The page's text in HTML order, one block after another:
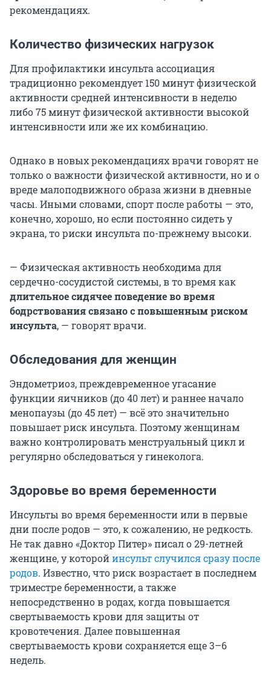
рекомендациях.
Количество физических нагрузок
Для профилактики инсульта ассоциация
традиционно рекомендует 150 минут физической
активности средней интенсивности в неделю
либо 75 минут физической активности высокой
интенсивности или же их комбинацию.
Однако в новых рекомендациях врачи говорят не
только о важности физической активности, но и о
вреде малоподвижного образа жизни в дневные
часы. Иными словами, спорт после работы — это,
конечно, хорошо, но если постоянно сидеть у
экрана, то риски инсульта по-прежнему высоки.
— Физическая активность необходима для
сердечно-сосудистой системы, в то время как
длительное сидячее поведение во время
бодрствования связано с повышенным риском
инсульта, — говорят врачи.
Обследования для женщин
Эндометриоз, преждевременное угасание
функции яичников (до 40 лет) и раннее начало
менопаузы (до 45 лет) — всё это значительно
повышает риск инсульта. Поэтому женщинам
важно контролировать менструальный цикл и
регулярно обследоваться у гинеколога.
Здоровье во время беременности
Инсульты во время беременности или в первые
дни после родов — это, к сожалению, не редкость.
Не так давно «Доктор Питер» писал о 29-летней
женщине, у которойинсульт случился сразу после
родов. Известно, что риск возрастает в последнем
триместре беременности, а также
непосредственно в родах, когда повышается
свертываемость крови для защиты от
кровотечения. Далее повышенная
свертываемость крови сохраняется еще 3–6
недель.